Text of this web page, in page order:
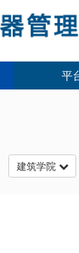
平
建筑学院